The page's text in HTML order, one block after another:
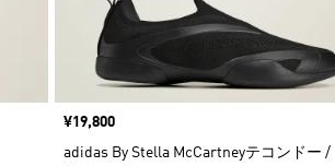
価格
¥19,800
adidas By Stella McCartneyテコンドー /